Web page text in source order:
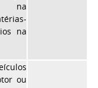
na
na
ou